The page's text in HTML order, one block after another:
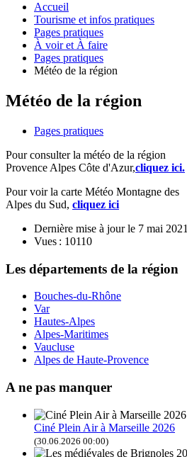
Accueil
Tourisme et infos pratiques
Pages pratiques
À voir et À faire
Pages pratiques
Météo de la région
Météo de la région
Pages pratiques
Pour consulter la météo de la région
Provence Alpes Côte d'Azur,cliquez ici.
Pour voir la carte Météo Montagne des
Alpes du Sud, cliquez ici
Dernière mise à jour le 7 mai 2021
Vues : 10110
Les départements de la région
Bouches-du-Rhône
Var
Hautes-Alpes
Alpes-Maritimes
Vaucluse
Alpes de Haute-Provence
A ne pas manquer
Ciné Plein Air à Marseille 2026
(30.06.2026 00:00)